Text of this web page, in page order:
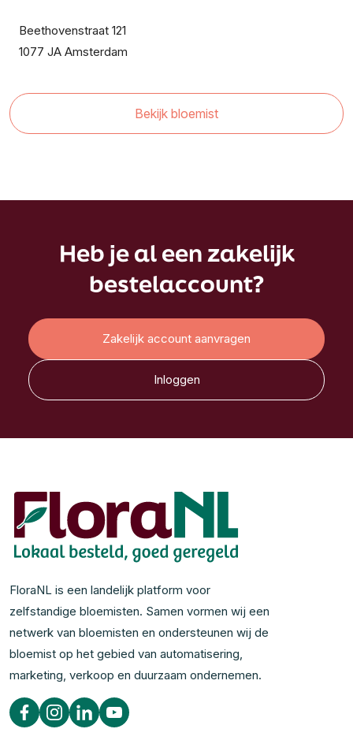
Beethovenstraat 121
1077 JA Amsterdam
Bekijk bloemist
Heb je al een zakelijk
bestelaccount?
Zakelijk account aanvragen
Inloggen
FloraNL is een landelijk platform voor
zelfstandige bloemisten. Samen vormen wij een
netwerk van bloemisten en ondersteunen wij de
bloemist op het gebied van automatisering,
marketing, verkoop en duurzaam ondernemen.